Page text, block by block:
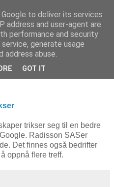
trikser seg til en bedre
Radisson SASer
Det finnes også bedrifter
oppnå flere treff.
to deliver its services
address and user-agent are
performance and security
generate usage
abuse.
GOT IT